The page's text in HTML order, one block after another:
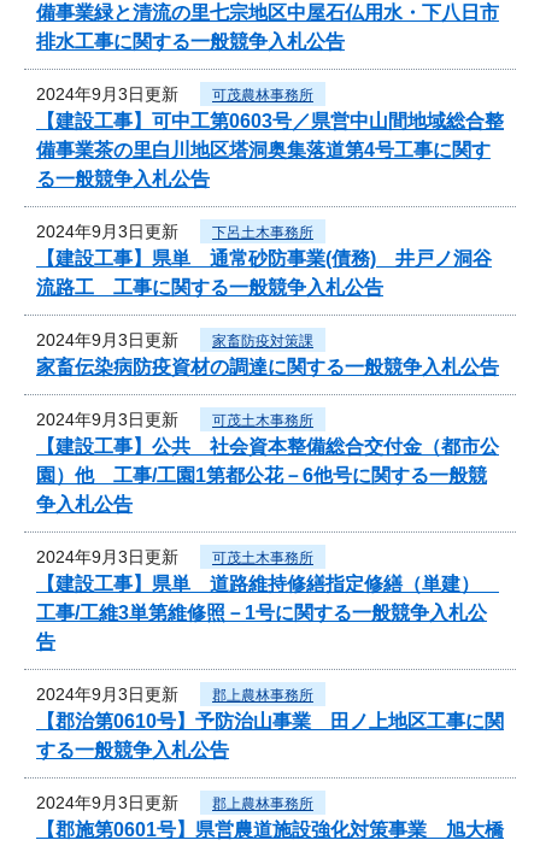
備事業緑と清流の里七宗地区中屋石仏用水・下八日市
排水工事に関する一般競争入札公告
2024年9月3日更新 可茂農林事務所
【建設工事】可中工第0603号／県営中山間地域総合整
備事業茶の里白川地区塔洞奥集落道第4号工事に関す
る一般競争入札公告
2024年9月3日更新 下呂土木事務所
【建設工事】県単 通常砂防事業(債務) 井戸ノ洞谷
流路工 工事に関する一般競争入札公告
2024年9月3日更新 家畜防疫対策課
家畜伝染病防疫資材の調達に関する一般競争入札公告
2024年9月3日更新 可茂土木事務所
【建設工事】公共 社会資本整備総合交付金（都市公
園）他 工事/工園1第都公花－6他号に関する一般競
争入札公告
2024年9月3日更新 可茂土木事務所
【建設工事】県単 道路維持修繕指定修繕（単建）
工事/工維3単第維修照－1号に関する一般競争入札公
告
2024年9月3日更新 郡上農林事務所
【郡治第0610号】予防治山事業 田ノ上地区工事に関
する一般競争入札公告
2024年9月3日更新 郡上農林事務所
【郡施第0601号】県営農道施設強化対策事業 旭大橋